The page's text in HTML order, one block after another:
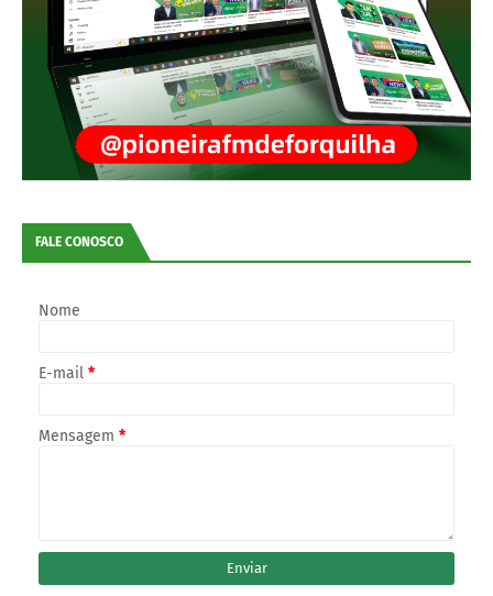
FALE CONOSCO
Nome
E-mail *
Mensagem *